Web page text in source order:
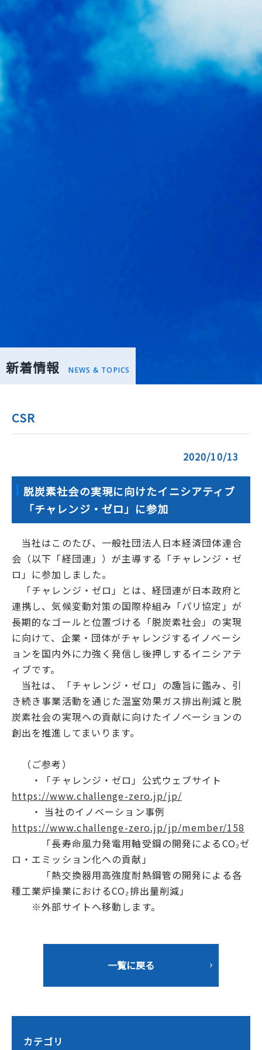
新着情報 NEWS & TOPICS
CSR
2020/10/13
脱炭素社会の実現に向けたイニシアティブ
「チャレンジ・ゼロ」に参加
当社はこのたび、一般社団法人日本経済団体連合
会（以下「経団連」）が主導する「チャレンジ・ゼ
ロ」に参加しました。
「チャレンジ・ゼロ」とは、経団連が日本政府と
連携し、気候変動対策の国際枠組み「パリ協定」が
長期的なゴールと位置づける「脱炭素社会」の実現
に向けて、企業・団体がチャレンジするイノベーシ
ョンを国内外に力強く発信し後押しするイニシアテ
ィブです。
当社は、「チャレンジ・ゼロ」の趣旨に鑑み、引
き続き事業活動を通じた温室効果ガス排出削減と脱
炭素社会の実現への貢献に向けたイノベーションの
創出を推進してまいります。
（ご参考）
・「チャレンジ・ゼロ」公式ウェブサイト
https://www.challenge-zero.jp/jp/
・ 当社のイノベーション事例
https://www.challenge-zero.jp/jp/member/158
「長寿命風力発電用軸受鋼の開発によるCO₂ゼ
ロ・エミッション化への貢献」
「熱交換器用高強度耐熱鋼管の開発による各
種工業炉操業におけるCO₂排出量削減」
※外部サイトへ移動します。
一覧に戻る
カテゴリ